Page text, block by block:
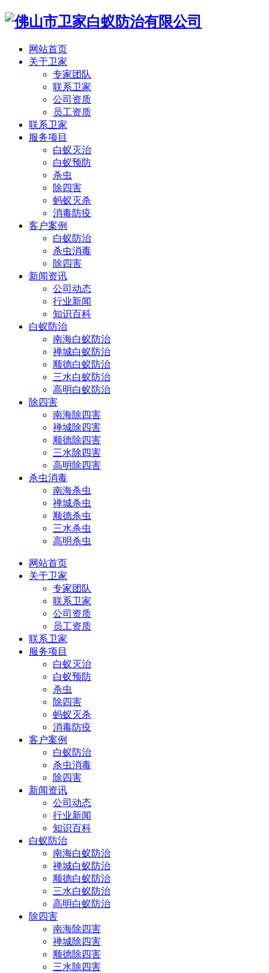
网站首页
关于卫家
专家团队
联系卫家
公司资质
员工资质
联系卫家
服务项目
白蚁灭治
白蚁预防
杀虫
除四害
蚂蚁灭杀
消毒防疫
客户案例
白蚁防治
杀虫消毒
除四害
新闻资讯
公司动态
行业新闻
知识百科
白蚁防治
南海白蚁防治
禅城白蚁防治
顺德白蚁防治
三水白蚁防治
高明白蚁防治
除四害
南海除四害
禅城除四害
顺德除四害
三水除四害
高明除四害
杀虫消毒
南海杀虫
禅城杀虫
顺德杀虫
三水杀虫
高明杀虫
网站首页
关于卫家
专家团队
联系卫家
公司资质
员工资质
联系卫家
服务项目
白蚁灭治
白蚁预防
杀虫
除四害
蚂蚁灭杀
消毒防疫
客户案例
白蚁防治
杀虫消毒
除四害
新闻资讯
公司动态
行业新闻
知识百科
白蚁防治
南海白蚁防治
禅城白蚁防治
顺德白蚁防治
三水白蚁防治
高明白蚁防治
除四害
南海除四害
禅城除四害
顺德除四害
三水除四害